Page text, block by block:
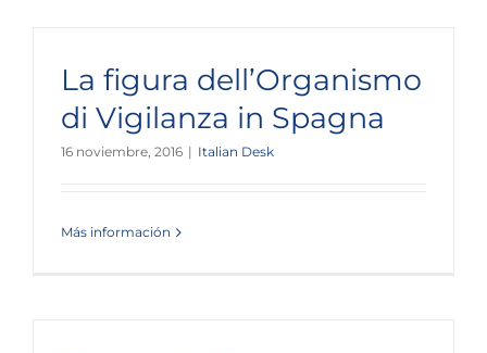
La figura dell’Organismo
di Vigilanza in Spagna
16 noviembre, 2016 | Italian Desk
Más información